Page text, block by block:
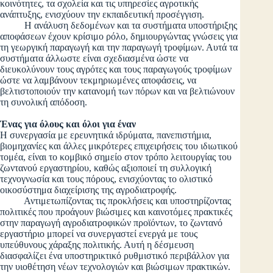
κοινότητες, τα σχολεία και τις υπηρεσίες αγροτικής
ανάπτυξης, ενισχύουν την εκπαιδευτική προσέγγιση.
Η ανάλυση δεδομένων και τα συστήματα υποστήριξης
αποφάσεων έχουν κρίσιμο ρόλο, δημιουργώντας γνώσεις για
τη γεωργική παραγωγή και την παραγωγή τροφίμων. Αυτά τα
συστήματα άλλωστε είναι σχεδιασμένα ώστε να
διευκολύνουν τους αγρότες και τους παραγωγούς τροφίμων
ώστε να λαμβάνουν τεκμηριωμένες αποφάσεις, να
βελτιστοποιούν την κατανομή των πόρων και να βελτιώνουν
τη συνολική απόδοση.
Ένας για όλους και όλοι για έναν
Η συνεργασία με ερευνητικά ιδρύματα, πανεπιστήμια,
βιομηχανίες και άλλες μικρότερες επιχειρήσεις του ιδιωτικού
τομέα, είναι το κομβικό σημείο στον τρόπο λειτουργίας του
ζωντανού εργαστηρίου, καθώς αξιοποιεί τη συλλογική
τεχνογνωσία και τους πόρους, ενισχύοντας το ολιστικό
οικοσύστημα διαχείρισης της αγροδιατροφής.
Αντιμετωπίζοντας τις προκλήσεις και υποστηρίζοντας
πολιτικές που προάγουν βιώσιμες και καινοτόμες πρακτικές
στην παραγωγή αγροδιατροφικών προϊόντων, το ζωντανό
εργαστήριο μπορεί να συνεργαστεί ενεργά με τους
υπεύθυνους χάραξης πολιτικής. Αυτή η δέσμευση
διασφαλίζει ένα υποστηρικτικό ρυθμιστικό περιβάλλον για
την υιοθέτηση νέων τεχνολογιών και βιώσιμων πρακτικών.